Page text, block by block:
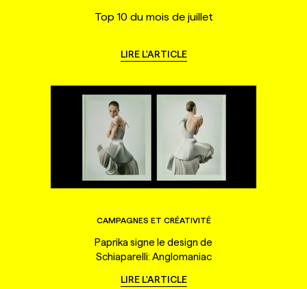
Top 10 du mois de juillet
LIRE L'ARTICLE
CAMPAGNES ET CRÉATIVITÉ
Paprika signe le design de
Schiaparelli: Anglomaniac
LIRE L'ARTICLE